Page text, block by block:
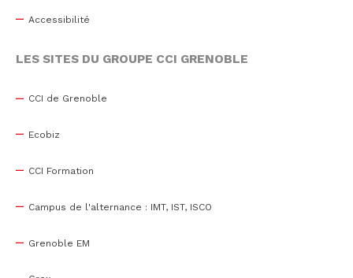
Accessibilité
LES SITES DU GROUPE CCI GRENOBLE
CCI de Grenoble
Ecobiz
CCI Formation
Campus de l'alternance : IMT, IST, ISCO
Grenoble EM